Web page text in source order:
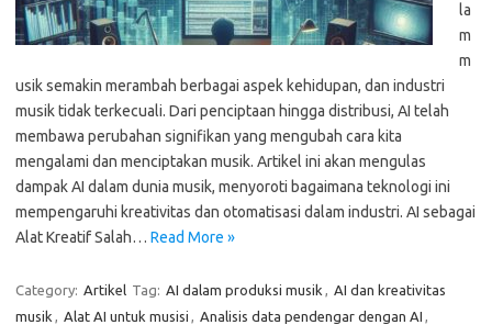
la
m
m
usik semakin merambah berbagai aspek kehidupan, dan industri
musik tidak terkecuali. Dari penciptaan hingga distribusi, AI telah
membawa perubahan signifikan yang mengubah cara kita
mengalami dan menciptakan musik. Artikel ini akan mengulas
dampak AI dalam dunia musik, menyoroti bagaimana teknologi ini
mempengaruhi kreativitas dan otomatisasi dalam industri. AI sebagai
Alat Kreatif Salah… Read More »
Category: Artikel Tag: AI dalam produksi musik , AI dan kreativitas
musik , Alat AI untuk musisi , Analisis data pendengar dengan AI ,